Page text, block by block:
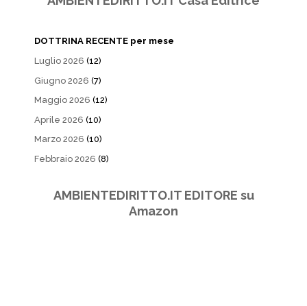
DOTTRINA RECENTE per mese
Luglio 2026 (12)
Giugno 2026 (7)
Maggio 2026 (12)
Aprile 2026 (10)
Marzo 2026 (10)
Febbraio 2026 (8)
AMBIENTEDIRITTO.IT EDITORE su
Amazon